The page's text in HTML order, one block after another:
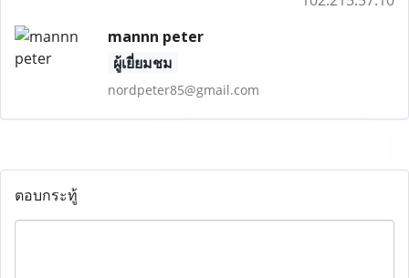
mannn peter
ผู้เยี่ยมชม
nordpeter85@gmail.com
ตอบกระทู้